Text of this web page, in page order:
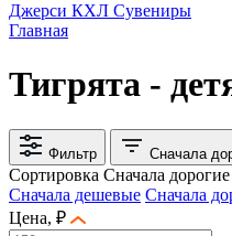
Джерси КХЛ Сувениры
Главная
Тигрята -
Фильтр Сначала
Сортировка Сначала дорогие
Сначала дешевые Сначала
Цена, ₽